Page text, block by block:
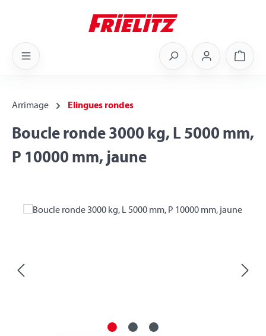
Arrimage Elingues rondes
Boucle ronde 3000 kg, L 5000 mm,
P 10000 mm, jaune
Skip image gallery